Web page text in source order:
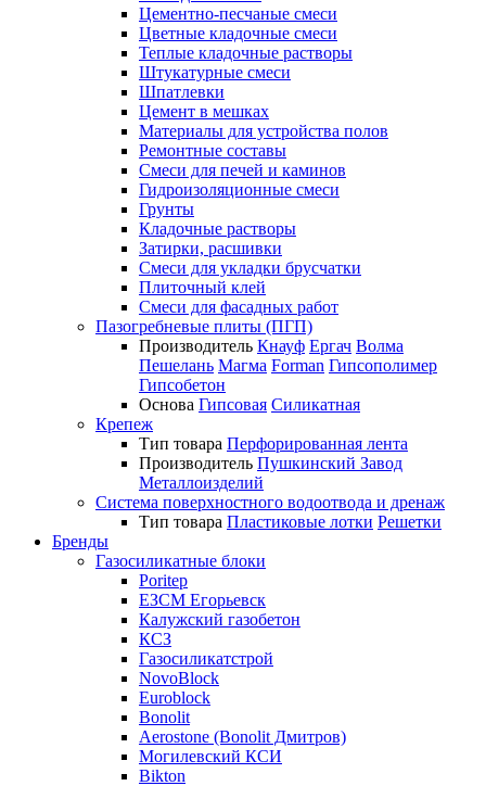
Цементно-песчаные смеси
Цветные кладочные смеси
Теплые кладочные растворы
Штукатурные смеси
Шпатлевки
Цемент в мешках
Материалы для устройства полов
Ремонтные составы
Смеси для печей и каминов
Гидроизоляционные смеси
Грунты
Кладочные растворы
Затирки, расшивки
Смеси для укладки брусчатки
Плиточный клей
Смеси для фасадных работ
Пазогребневые плиты (ПГП)
Производитель Кнауф Ергач Волма
Пешелань Магма Forman Гипсополимер
Гипсобетон
Основа Гипсовая Силикатная
Крепеж
Тип товара Перфорированная лента
Производитель Пушкинский Завод
Металлоизделий
Система поверхностного водоотвода и дренаж
Тип товара Пластиковые лотки Решетки
Бренды
Газосиликатные блоки
Poritep
ЕЗСМ Егорьевск
Калужский газобетон
КСЗ
Газосиликатстрой
NovoBlock
Euroblock
Bonolit
Aerostone (Bonolit Дмитров)
Могилевский КСИ
Bikton